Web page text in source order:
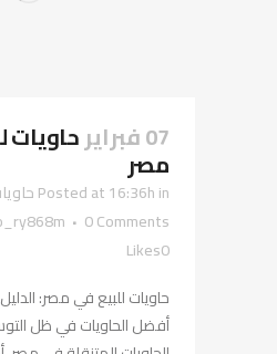
07 فبراير حاويات
مصر
Posted at 16:36hin
0 Comments
0
Likes
حاويات للبيع في مصر:
أفضل الحاويات في ظل